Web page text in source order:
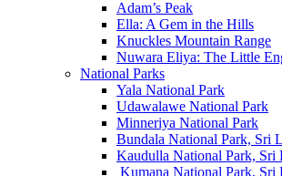
Adam’s Peak
Ella: A Gem in the Hills
Knuckles Mountain Range
Nuwara Eliya: The Little
National Parks
Yala National Park
Udawalawe National Park
Minneriya National Park
Bundala National Park, Sri
Kaudulla National Park, Sri
Kumana National Park, Sri